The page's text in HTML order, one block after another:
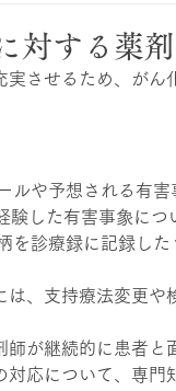
対する薬
実させるため、が
ルや予想される有
験した有害事象に
を診療録に記録し
は、支持療法変更や
師が継続的に患者
対応について、専